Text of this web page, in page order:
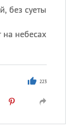
без суеты
небесах
223